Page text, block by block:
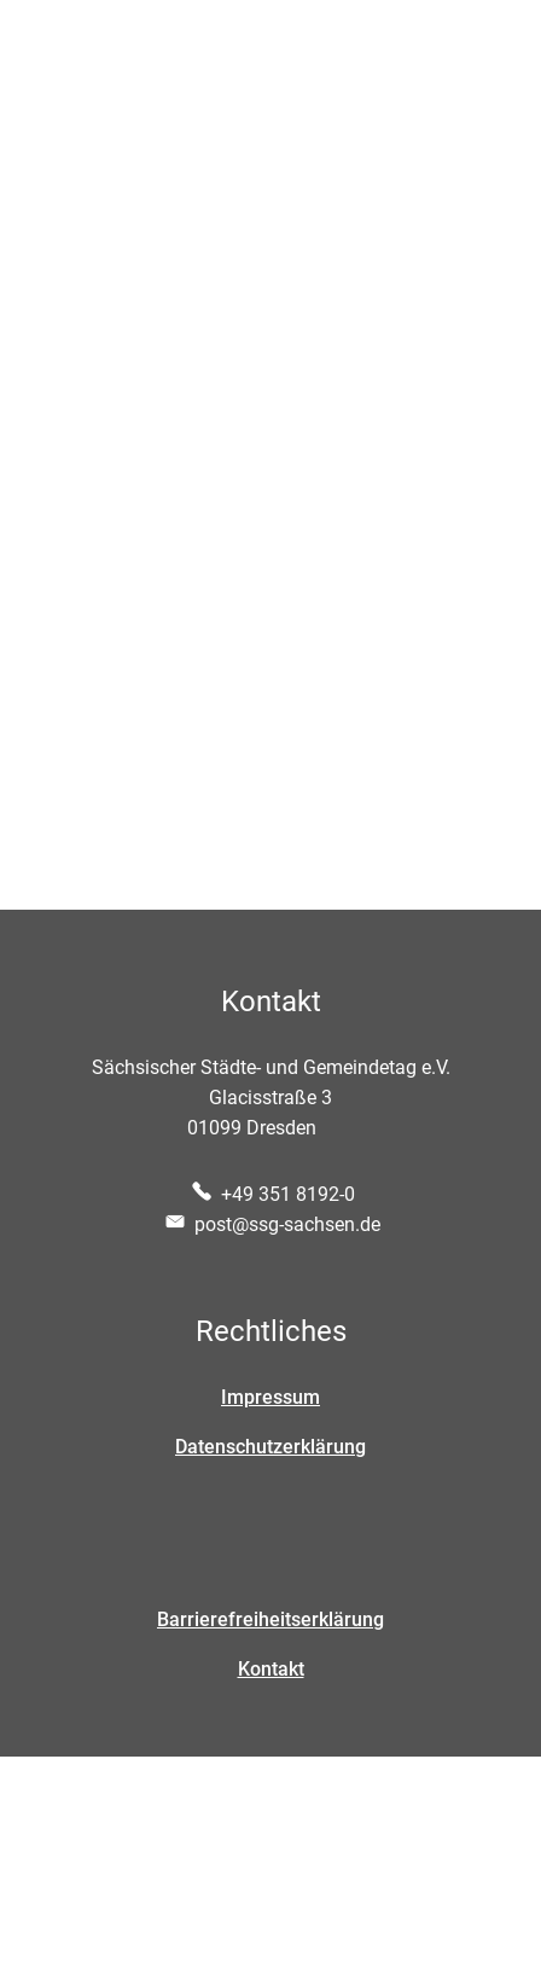
Kontakt
Sächsischer Städte- und Gemeindetag e.V.
Glacisstraße 3
01099 Dresden
+49 351 8192-0
post@ssg-sachsen.de
Rechtliches
Impressum
Datenschutzerklärung
Barrierefreiheitserklärung
Kontakt